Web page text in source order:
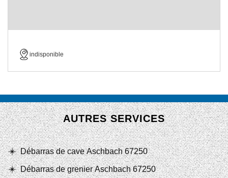
indisponible
AUTRES SERVICES
Débarras de cave Aschbach 67250
Débarras de grenier Aschbach 67250